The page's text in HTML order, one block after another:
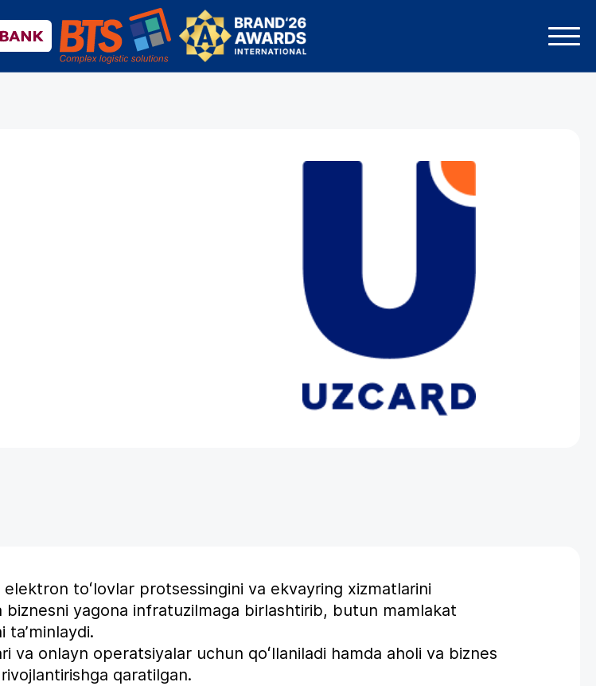
toʻlovlar protsessingini va ekvayring xizmatlarini
biznesni yagona infratuzilmaga birlashtirib, butun mamlakat
va onlayn operatsiyalar uchun qoʻllaniladi hamda aholi va biznes
qaratilgan.